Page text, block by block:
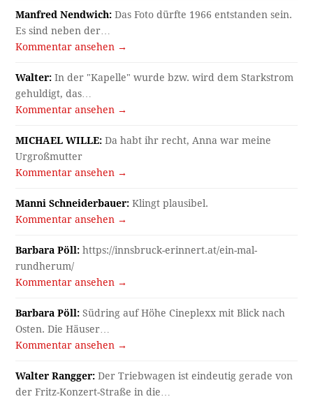
Manfred Nendwich: Das Foto dürfte 1966 entstanden sein.
Es sind neben der…
Kommentar ansehen →
Walter: In der "Kapelle" wurde bzw. wird dem Starkstrom
gehuldigt, das…
Kommentar ansehen →
MICHAEL WILLE: Da habt ihr recht, Anna war meine
Urgroßmutter
Kommentar ansehen →
Manni Schneiderbauer: Klingt plausibel.
Kommentar ansehen →
Barbara Pöll: https://innsbruck-erinnert.at/ein-mal-
rundherum/
Kommentar ansehen →
Barbara Pöll: Südring auf Höhe Cineplexx mit Blick nach
Osten. Die Häuser…
Kommentar ansehen →
Walter Rangger: Der Triebwagen ist eindeutig gerade von
der Fritz-Konzert-Straße in die…